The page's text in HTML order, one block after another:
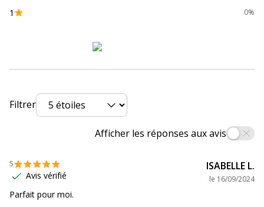
Produit compostable
Produit rechargeable
Produit recyclable
Présence de substance
Non
Données d'identification
1 0%
Filtrer
Afficher les réponses aux avis
5
Avis vérifié
ISABELLE L.
le 16/09/2024
Parfait pour moi.